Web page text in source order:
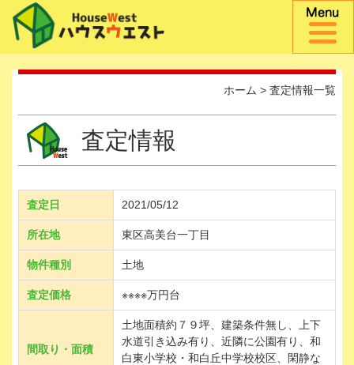
ホーム > 査定情報一覧
査定情報
査定日 2021/05/12
所在地 東区高美台一丁目
物件種別 土地
査定価格 ※※※※万円台
間取り・面積
土地面積約７９坪、建築条件無し、上下
水道引き込み有り、近隣に公園有り、和
白東小学校・和白丘中学校校区、閑静な